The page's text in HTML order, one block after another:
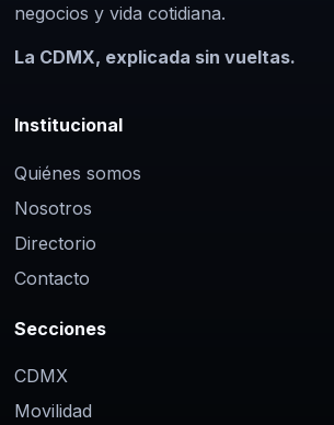
negocios y vida cotidiana.
La CDMX, explicada sin vueltas.
Institucional
Quiénes somos
Nosotros
Directorio
Contacto
Secciones
CDMX
Movilidad